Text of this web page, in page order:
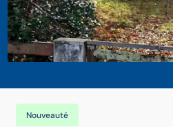
Nouveauté